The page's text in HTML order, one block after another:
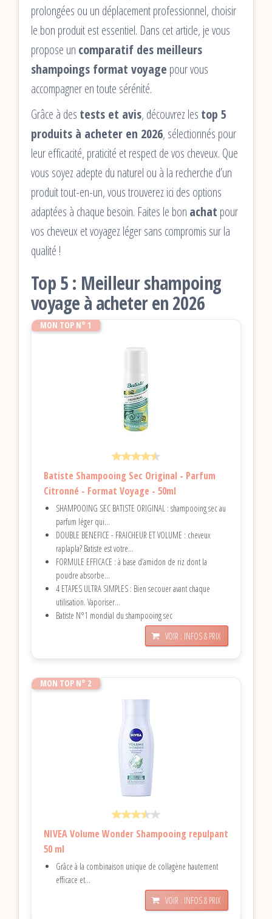
prolongées ou un déplacement professionnel, choisir
le bon produit est essentiel. Dans cet article, je vous
propose un comparatif des meilleurs
shampoings format voyage pour vous
accompagner en toute sérénité.
Grâce à des tests et avis, découvrez les top 5
produits à acheter en 2026, sélectionnés pour
leur efficacité, praticité et respect de vos cheveux. Que
vous soyez adepte du naturel ou à la recherche d’un
produit tout-en-un, vous trouverez ici des options
adaptées à chaque besoin. Faites le bon achat pour
vos cheveux et voyagez léger sans compromis sur la
qualité !
Top 5 : Meilleur shampoing
voyage à acheter en 2026
MON TOP N° 1
Batiste Shampooing Sec Original - Parfum
Citronné - Format Voyage - 50ml
SHAMPOOING SEC BATISTE ORIGINAL : shampooing sec au
parfum léger qui...
DOUBLE BENEFICE - FRAICHEUR ET VOLUME : cheveux
raplapla? Batiste est votre...
FORMULE EFFICACE : à base d’amidon de riz dont la
poudre absorbe...
4 ETAPES ULTRA SIMPLES : Bien secouer avant chaque
utilisation. Vaporiser...
Batiste N°1 mondial du shampooing sec
VOIR : INFOS & PRIX
MON TOP N° 2
NIVEA Volume Wonder Shampooing repulpant
50 ml
Grâce à la combinaison unique de collagène hautement
efficace et...
VOIR : INFOS & PRIX